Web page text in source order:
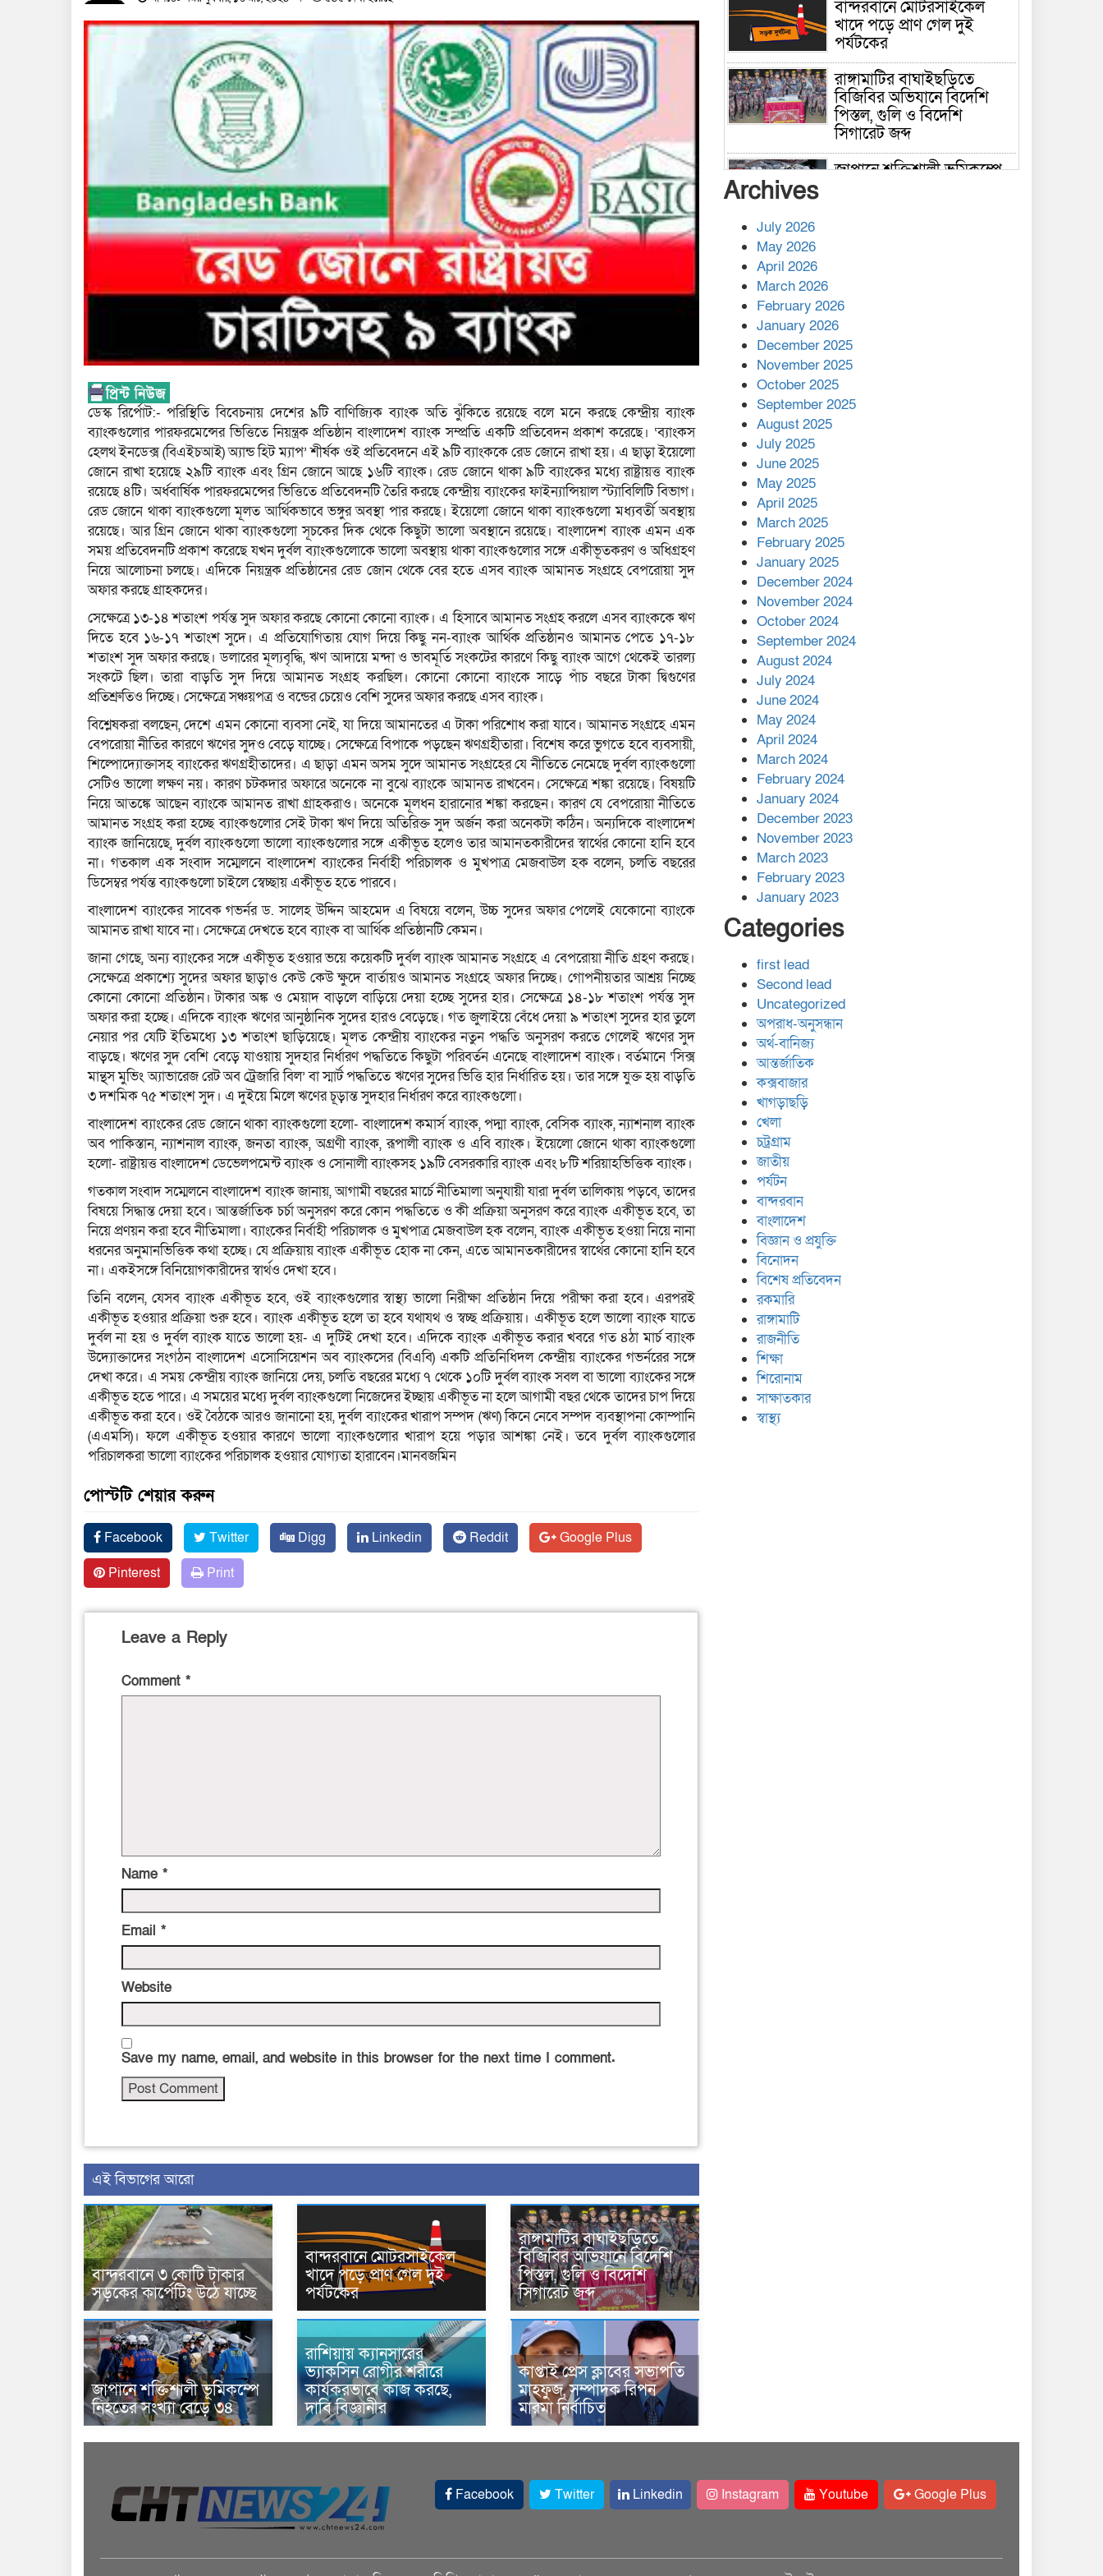
ডেস্ক রির্পোট:- পরিস্থিতি বিবেচনায় দেশের ৯টি বাণিজ্যিক ব্যাংক অতি ঝুঁকিতে রয়েছে বলে মনে করছে কেন্দ্রীয় ব্যাংক
ব্যাংকগুলোর পারফরমেন্সের ভিত্তিতে নিয়ন্ত্রক প্রতিষ্ঠান বাংলাদেশ ব্যাংক সম্প্রতি একটি প্রতিবেদন প্রকাশ করেছে। ‘ব্যাংকস
হেলথ ইনডেক্স (বিএইচআই) অ্যান্ড হিট ম্যাপ’ শীর্ষক ওই প্রতিবেদনে এই ৯টি ব্যাংককে রেড জোনে রাখা হয়। এ ছাড়া ইয়েলো
জোনে রাখা হয়েছে ২৯টি ব্যাংক এবং গ্রিন জোনে আছে ১৬টি ব্যাংক। রেড জোনে থাকা ৯টি ব্যাংকের মধ্যে রাষ্ট্রায়ত্ত ব্যাংক
রয়েছে ৪টি। অর্ধবার্ষিক পারফরমেন্সের ভিত্তিতে প্রতিবেদনটি তৈরি করছে কেন্দ্রীয় ব্যাংকের ফাইন্যান্সিয়াল স্ট্যাবিলিটি বিভাগ।
রেড জোনে থাকা ব্যাংকগুলো মূলত আর্থিকভাবে ভঙ্গুর অবস্থা পার করছে। ইয়েলো জোনে থাকা ব্যাংকগুলো মধ্যবর্তী অবস্থায়
রয়েছে। আর গ্রিন জোনে থাকা ব্যাংকগুলো সূচকের দিক থেকে কিছুটা ভালো অবস্থানে রয়েছে। বাংলাদেশ ব্যাংক এমন এক
সময় প্রতিবেদনটি প্রকাশ করেছে যখন দুর্বল ব্যাংকগুলোকে ভালো অবস্থায় থাকা ব্যাংকগুলোর সঙ্গে একীভূতকরণ ও অধিগ্রহণ
নিয়ে আলোচনা চলছে। এদিকে নিয়ন্ত্রক প্রতিষ্ঠানের রেড জোন থেকে বের হতে এসব ব্যাংক আমানত সংগ্রহে বেপরোয়া সুদ
অফার করছে গ্রাহকদের।
সেক্ষেত্রে ১৩-১৪ শতাংশ পর্যন্ত সুদ অফার করছে কোনো কোনো ব্যাংক। এ হিসাবে আমানত সংগ্রহ করলে এসব ব্যাংককে ঋণ
দিতে হবে ১৬-১৭ শতাংশ সুদে। এ প্রতিযোগিতায় যোগ দিয়ে কিছু নন-ব্যাংক আর্থিক প্রতিষ্ঠানও আমানত পেতে ১৭-১৮
শতাংশ সুদ অফার করছে। ডলারের মূল্যবৃদ্ধি, ঋণ আদায়ে মন্দা ও ভাবমূর্তি সংকটের কারণে কিছু ব্যাংক আগে থেকেই তারল্য
সংকটে ছিল। তারা বাড়তি সুদ দিয়ে আমানত সংগ্রহ করছিল। কোনো কোনো ব্যাংকে সাড়ে পাঁচ বছরে টাকা দ্বিগুণের
প্রতিশ্রুতিও দিচ্ছে। সেক্ষেত্রে সঞ্চয়পত্র ও বন্ডের চেয়েও বেশি সুদের অফার করছে এসব ব্যাংক।
বিশ্লেষকরা বলছেন, দেশে এমন কোনো ব্যবসা নেই, যা দিয়ে আমানতের এ টাকা পরিশোধ করা যাবে। আমানত সংগ্রহে এমন
বেপরোয়া নীতির কারণে ঋণের সুদও বেড়ে যাচ্ছে। সেক্ষেত্রে বিপাকে পড়ছেন ঋণগ্রহীতারা। বিশেষ করে ভুগতে হবে ব্যবসায়ী,
শিল্পোদ্যোক্তাসহ ব্যাংকের ঋণগ্রহীতাদের। এ ছাড়া এমন অসম সুদে আমানত সংগ্রহের যে নীতিতে নেমেছে দুর্বল ব্যাংকগুলো
সেটিও ভালো লক্ষণ নয়। কারণ চটকদার অফারে অনেকে না বুঝে ব্যাংকে আমানত রাখবেন। সেক্ষেত্রে শঙ্কা রয়েছে। বিষয়টি
নিয়ে আতঙ্কে আছেন ব্যাংকে আমানত রাখা গ্রাহকরাও। অনেকে মূলধন হারানোর শঙ্কা করছেন। কারণ যে বেপরোয়া নীতিতে
আমানত সংগ্রহ করা হচ্ছে ব্যাংকগুলোর সেই টাকা ঋণ দিয়ে অতিরিক্ত সুদ অর্জন করা অনেকটা কঠিন। অন্যদিকে বাংলাদেশ
ব্যাংক জানিয়েছে, দুর্বল ব্যাংকগুলো ভালো ব্যাংকগুলোর সঙ্গে একীভূত হলেও তার আমানতকারীদের স্বার্থের কোনো হানি হবে
না। গতকাল এক সংবাদ সম্মেলনে বাংলাদেশ ব্যাংকের নির্বাহী পরিচালক ও মুখপাত্র মেজবাউল হক বলেন, চলতি বছরের
ডিসেম্বর পর্যন্ত ব্যাংকগুলো চাইলে স্বেচ্ছায় একীভূত হতে পারবে।
বাংলাদেশ ব্যাংকের সাবেক গভর্নর ড. সালেহ উদ্দিন আহমেদ এ বিষয়ে বলেন, উচ্চ সুদের অফার পেলেই যেকোনো ব্যাংকে
আমানত রাখা যাবে না। সেক্ষেত্রে দেখতে হবে ব্যাংক বা আর্থিক প্রতিষ্ঠানটি কেমন।
জানা গেছে, অন্য ব্যাংকের সঙ্গে একীভূত হওয়ার ভয়ে কয়েকটি দুর্বল ব্যাংক আমানত সংগ্রহে এ বেপরোয়া নীতি গ্রহণ করছে।
সেক্ষেত্রে প্রকাশ্যে সুদের অফার ছাড়াও কেউ কেউ ক্ষুদে বার্তায়ও আমানত সংগ্রহে অফার দিচ্ছে। গোপনীয়তার আশ্রয় নিচ্ছে
কোনো কোনো প্রতিষ্ঠান। টাকার অঙ্ক ও মেয়াদ বাড়লে বাড়িয়ে দেয়া হচ্ছে সুদের হার। সেক্ষেত্রে ১৪-১৮ শতাংশ পর্যন্ত সুদ
অফার করা হচ্ছে। এদিকে ব্যাংক ঋণের আনুষ্ঠানিক সুদের হারও বেড়েছে। গত জুলাইয়ে বেঁধে দেয়া ৯ শতাংশ সুদের হার তুলে
নেয়ার পর যেটি ইতিমধ্যে ১৩ শতাংশ ছাড়িয়েছে। মূলত কেন্দ্রীয় ব্যাংকের নতুন পদ্ধতি অনুসরণ করতে গেলেই ঋণের সুদ
বাড়ছে। ঋণের সুদ বেশি বেড়ে যাওয়ায় সুদহার নির্ধারণ পদ্ধতিতে কিছুটা পরিবর্তন এনেছে বাংলাদেশ ব্যাংক। বর্তমানে ‘সিক্স
মান্থস মুভিং অ্যাভারেজ রেট অব ট্রেজারি বিল’ বা স্মার্ট পদ্ধতিতে ঋণের সুদের ভিত্তি হার নির্ধারিত হয়। তার সঙ্গে যুক্ত হয় বাড়তি
৩ দশমিক ৭৫ শতাংশ সুদ। এ দুইয়ে মিলে ঋণের চূড়ান্ত সুদহার নির্ধারণ করে ব্যাংকগুলো।
বাংলাদেশ ব্যাংকের রেড জোনে থাকা ব্যাংকগুলো হলো- বাংলাদেশ কমার্স ব্যাংক, পদ্মা ব্যাংক, বেসিক ব্যাংক, ন্যাশনাল ব্যাংক
অব পাকিস্তান, ন্যাশনাল ব্যাংক, জনতা ব্যাংক, অগ্রণী ব্যাংক, রূপালী ব্যাংক ও এবি ব্যাংক। ইয়েলো জোনে থাকা ব্যাংকগুলো
হলো- রাষ্ট্রায়ত্ত বাংলাদেশ ডেভেলপমেন্ট ব্যাংক ও সোনালী ব্যাংকসহ ১৯টি বেসরকারি ব্যাংক এবং ৮টি শরিয়াহভিত্তিক ব্যাংক।
গতকাল সংবাদ সম্মেলনে বাংলাদেশ ব্যাংক জানায়, আগামী বছরের মার্চে নীতিমালা অনুযায়ী যারা দুর্বল তালিকায় পড়বে, তাদের
বিষয়ে সিদ্ধান্ত দেয়া হবে। আন্তর্জাতিক চর্চা অনুসরণ করে কোন পদ্ধতিতে ও কী প্রক্রিয়া অনুসরণ করে ব্যাংক একীভূত হবে, তা
নিয়ে প্রণয়ন করা হবে নীতিমালা। ব্যাংকের নির্বাহী পরিচালক ও মুখপাত্র মেজবাউল হক বলেন, ব্যাংক একীভূত হওয়া নিয়ে নানা
ধরনের অনুমানভিত্তিক কথা হচ্ছে। যে প্রক্রিয়ায় ব্যাংক একীভূত হোক না কেন, এতে আমানতকারীদের স্বার্থের কোনো হানি হবে
না। একইসঙ্গে বিনিয়োগকারীদের স্বার্থও দেখা হবে।
তিনি বলেন, যেসব ব্যাংক একীভূত হবে, ওই ব্যাংকগুলোর স্বাস্থ্য ভালো নিরীক্ষা প্রতিষ্ঠান দিয়ে পরীক্ষা করা হবে। এরপরই
একীভূত হওয়ার প্রক্রিয়া শুরু হবে। ব্যাংক একীভূত হলে তা হবে যথাযথ ও স্বচ্ছ প্রক্রিয়ায়। একীভূত হলে ভালো ব্যাংক যাতে
দুর্বল না হয় ও দুর্বল ব্যাংক যাতে ভালো হয়- এ দুটিই দেখা হবে। এদিকে ব্যাংক একীভূত করার খবরে গত ৪ঠা মার্চ ব্যাংক
উদ্যোক্তাদের সংগঠন বাংলাদেশ এসোসিয়েশন অব ব্যাংকসের (বিএবি) একটি প্রতিনিধিদল কেন্দ্রীয় ব্যাংকের গভর্নরের সঙ্গে
দেখা করে। এ সময় কেন্দ্রীয় ব্যাংক জানিয়ে দেয়, চলতি বছরের মধ্যে ৭ থেকে ১০টি দুর্বল ব্যাংক সবল বা ভালো ব্যাংকের সঙ্গে
একীভূত হতে পারে। এ সময়ের মধ্যে দুর্বল ব্যাংকগুলো নিজেদের ইচ্ছায় একীভূত না হলে আগামী বছর থেকে তাদের চাপ দিয়ে
একীভূত করা হবে। ওই বৈঠকে আরও জানানো হয়, দুর্বল ব্যাংকের খারাপ সম্পদ (ঋণ) কিনে নেবে সম্পদ ব্যবস্থাপনা কোম্পানি
(এএমসি)। ফলে একীভূত হওয়ার কারণে ভালো ব্যাংকগুলোর খারাপ হয়ে পড়ার আশঙ্কা নেই। তবে দুর্বল ব্যাংকগুলোর
পরিচালকরা ভালো ব্যাংকের পরিচালক হওয়ার যোগ্যতা হারাবেন।মানবজমিন
পোস্টটি শেয়ার করুন
Facebook Twitter Digg Linkedin Reddit
Google Plus
Pinterest
Print
Leave a Reply
Comment *
Name *
Email *
Website
Save my name, email, and website in this browser for the next time I comment.
এই বিভাগের আরো
বান্দরবানে ৩ কোটি টাকার
সড়কের কার্পেটিং উঠে যাচ্ছে
বান্দরবানে মোটরসাইকেল
খাদে পড়ে প্রাণ গেল দুই
পর্যটকের
রাঙ্গামাটির বাঘাইছড়িতে
বিজিবির অভিযানে বিদেশি
পিস্তল, গুলি ও বিদেশি
সিগারেট জব্দ
জাপানে শক্তিশালী ভূমিকম্পে
নিহতের সংখ্যা বেড়ে ৩৪
রাশিয়ায় ক্যানসারের
ভ্যাকসিন রোগীর শরীরে
কার্যকরভাবে কাজ করছে,
দাবি বিজ্ঞানীর
কাপ্তাই প্রেস ক্লাবের সভাপতি
মাহফুজ, সম্পাদক রিপন
মারমা নির্বাচিত
বান্দরবানে মোটরসাইকেল
খাদে পড়ে প্রাণ গেল দুই
পর্যটকের
রাঙ্গামাটির বাঘাইছড়িতে
বিজিবির অভিযানে বিদেশি
পিস্তল, গুলি ও বিদেশি
সিগারেট জব্দ
জাপানে শক্তিশালী ভূমিকম্পে
কাপ্তাই প্রেস ক্লাবের সভাপতি
মাহফুজ, সম্পাদক রিপন মারমা
নির্বাচিত
মালয়েশিয়ার প্রধানমন্ত্রীকে চিঠি
দেয়ার পর ফোন তারেক
রহমানের,গ্যাস সঙ্কট
মোকাবিলায় সহায়তার আশ্বাস
এক বিলিয়ন ডলার বিনিয়োগ
হবে আনোয়ারায়
বান্দরবানে বন্যায় ক্ষতিগ্রস্তদের
মাঝে সহায়তা দিলেন সাচিং প্রু
জেরী
Archives
July 2026
May 2026
April 2026
March 2026
February 2026
January 2026
December 2025
November 2025
October 2025
September 2025
August 2025
July 2025
June 2025
May 2025
April 2025
March 2025
February 2025
January 2025
December 2024
November 2024
October 2024
September 2024
August 2024
July 2024
June 2024
May 2024
April 2024
March 2024
February 2024
January 2024
December 2023
November 2023
March 2023
February 2023
January 2023
Categories
first lead
Second lead
Uncategorized
অপরাধ-অনুসন্ধান
অর্থ-বানিজ্য
আন্তর্জাতিক
কক্সবাজার
খাগড়াছড়ি
খেলা
চট্রগ্রাম
জাতীয়
পর্যটন
বান্দরবান
বাংলাদেশ
বিজ্ঞান ও প্রযুক্তি
বিনোদন
বিশেষ প্রতিবেদন
রকমারি
রাঙ্গামাটি
রাজনীতি
শিক্ষা
শিরোনাম
সাক্ষাতকার
স্বাস্থ্য
Facebook Twitter Linkedin Instagram Youtube Google Plus